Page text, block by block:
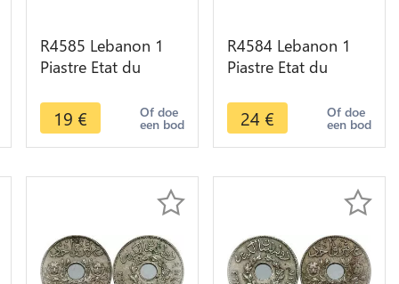
R4585 Lebanon 1
Piastre Etat du
Paris -> Make offer
19 € Of doe
een bod
R4584 Lebanon 1
Piastre Etat du
Paris -> Make offer
24 € Of doe
een bod